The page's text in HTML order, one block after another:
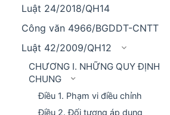
Luật 24/2018/QH14
Công văn 4966/BGDDT-CNTT
Luật 42/2009/QH12
CHƯƠNG I. NHỮNG QUY ĐỊNH
CHUNG
Điều 1. Phạm vi điều chỉnh
Điều 2. Đối tượng áp dụng